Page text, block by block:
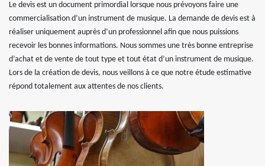
Le devis est un document primordial lorsque nous prévoyons faire une
commercialisation d’un instrument de musique. La demande de devis est à
réaliser uniquement auprès d’un professionnel afin que nous puissions
recevoir les bonnes informations. Nous sommes une très bonne entreprise
d’achat et de vente de tout type et tout état d’un instrument de musique.
Lors de la création de devis, nous veillons à ce que notre étude estimative
répond totalement aux attentes de nos clients.